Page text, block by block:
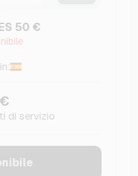
50 €
di servizio